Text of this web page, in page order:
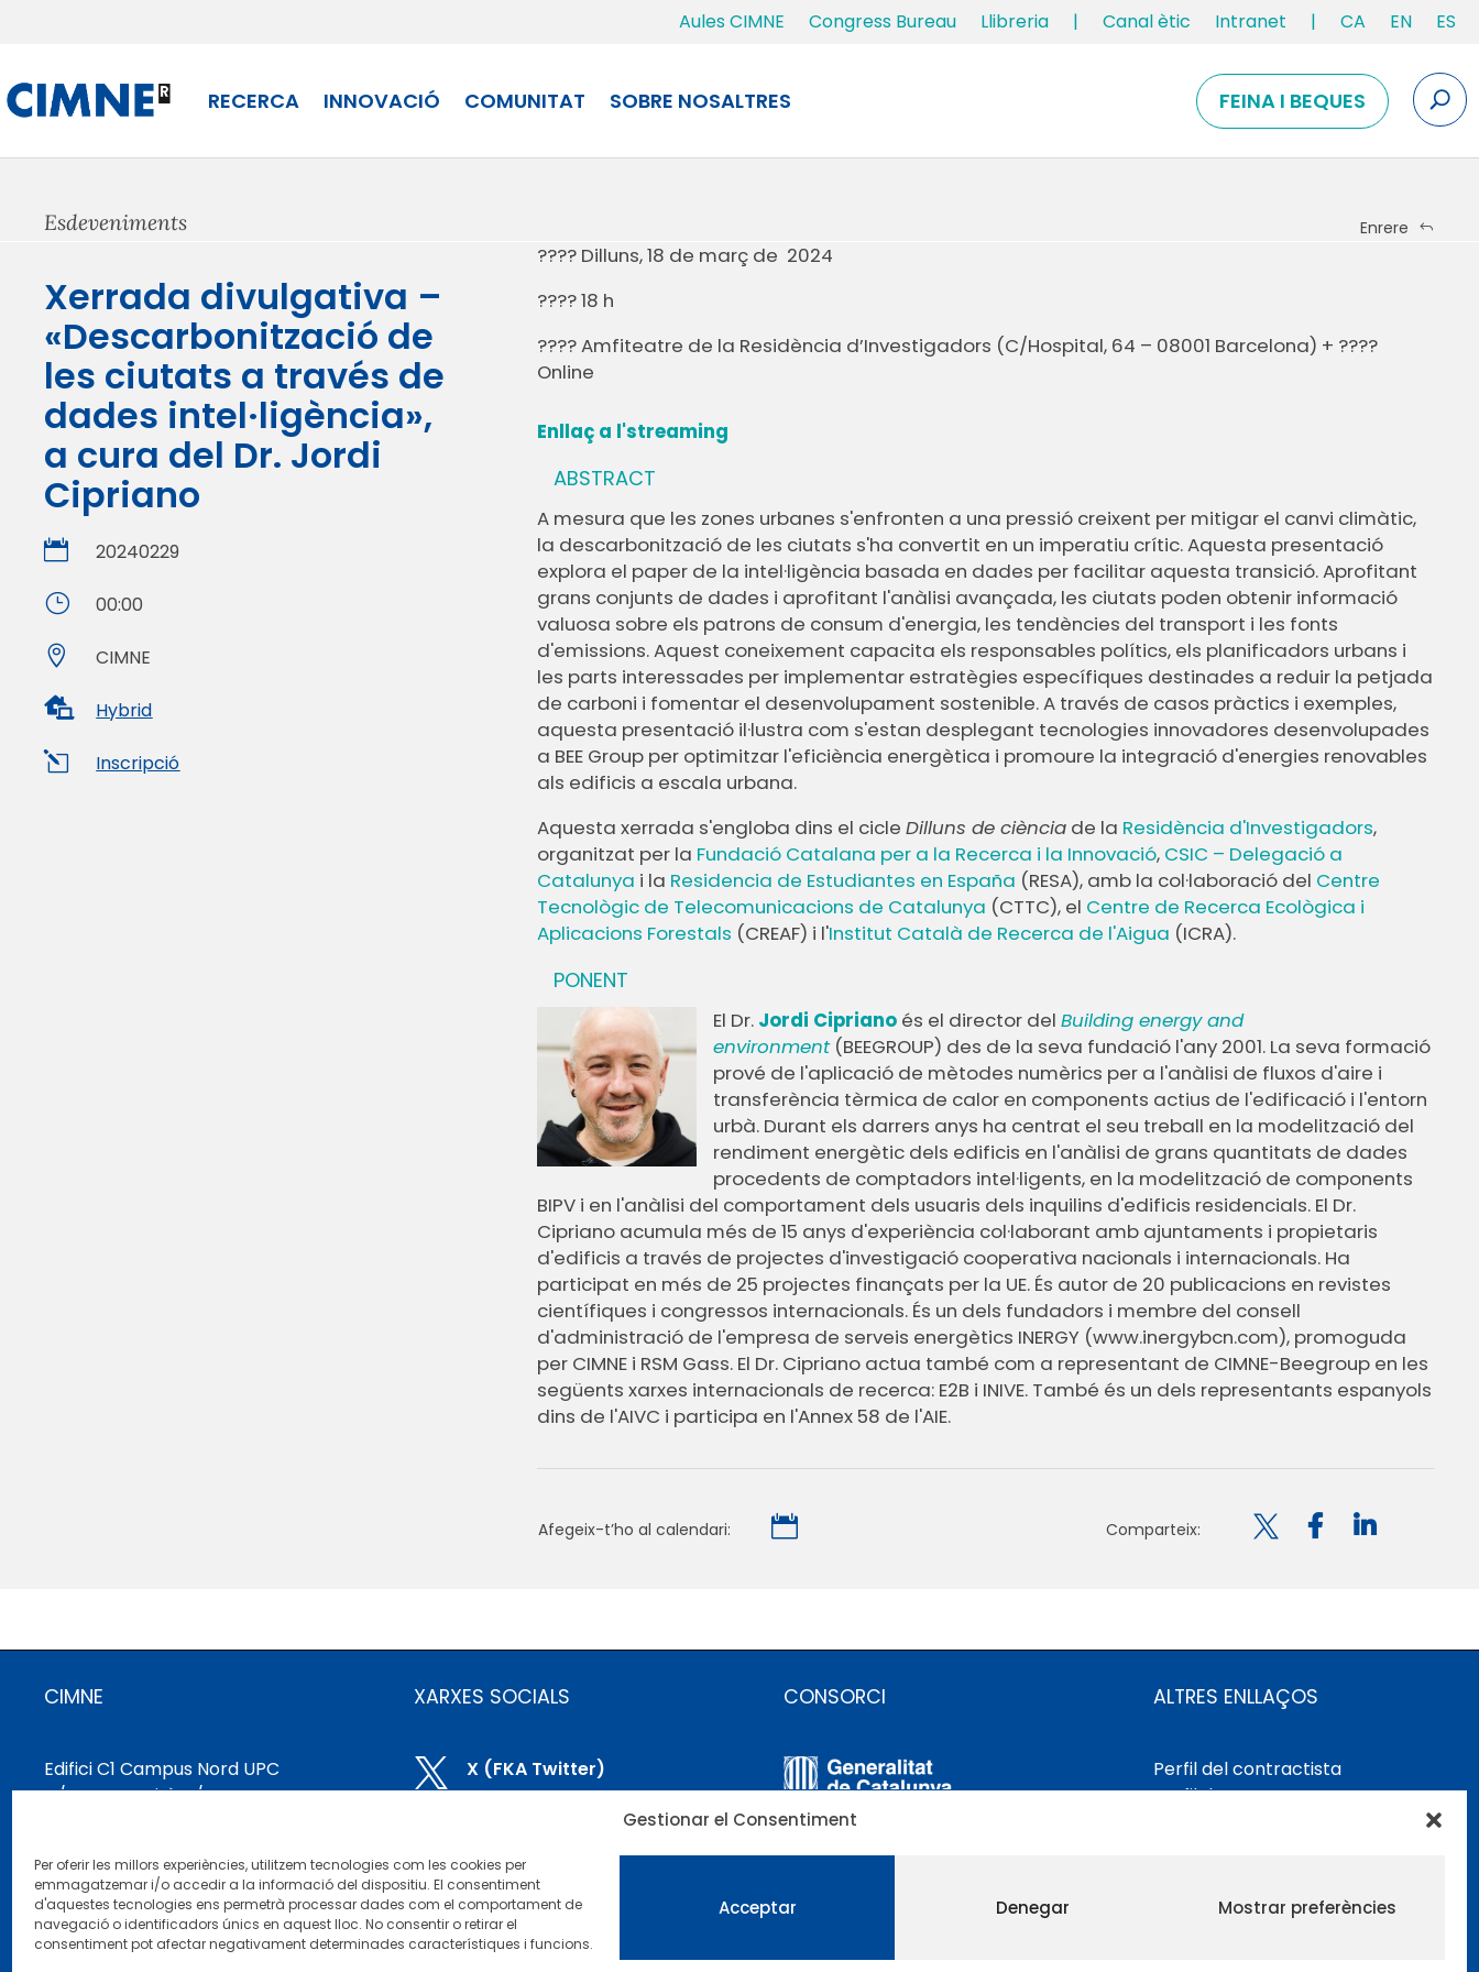
Gestionar el Consentiment
Per oferir les millors experiències, utilitzem tecnologies com les cookies per
emmagatzemar i/o accedir a la informació del dispositiu. El consentiment
d'aquestes tecnologies ens permetrà processar dades com el comportament de
navegació o identificadors únics en aquest lloc. No consentir o retirar el
consentiment pot afectar negativament determinades característiques i funcions.
Acceptar Denegar Mostrar preferències
Aules CIMNE Congress Bureau Llibreria | Canal ètic Intranet | CA EN ES
RECERCA INNOVACIÓ COMUNITAT SOBRE NOSALTRES FEINA I BEQUES
Esdeveniments Enrere
Xerrada divulgativa –
«Descarbonització de
les ciutats a través de
dades intel·ligència»,
a cura del Dr. Jordi
Cipriano
 20240229
} 00:00
 CIMNE
 Hybrid
l Inscripció
???? Dilluns, 18 de març de 2024
???? 18 h
???? Amfiteatre de la Residència d’Investigadors (C/Hospital, 64 – 08001 Barcelona) + ????
Online
Enllaç a l'streaming
ABSTRACT
A mesura que les zones urbanes s'enfronten a una pressió creixent per mitigar el canvi climàtic,
la descarbonització de les ciutats s'ha convertit en un imperatiu crític. Aquesta presentació
explora el paper de la intel·ligència basada en dades per facilitar aquesta transició. Aprofitant
grans conjunts de dades i aprofitant l'anàlisi avançada, les ciutats poden obtenir informació
valuosa sobre els patrons de consum d'energia, les tendències del transport i les fonts
d'emissions. Aquest coneixement capacita els responsables polítics, els planificadors urbans i
les parts interessades per implementar estratègies específiques destinades a reduir la petjada
de carboni i fomentar el desenvolupament sostenible. A través de casos pràctics i exemples,
aquesta presentació il·lustra com s'estan desplegant tecnologies innovadores desenvolupades
a BEE Group per optimitzar l'eficiència energètica i promoure la integració d'energies renovables
als edificis a escala urbana.
Aquesta xerrada s'engloba dins el cicleDilluns de ciència de la Residència d'Investigadors,
organitzat per la Fundació Catalana per a la Recerca i la Innovació, CSIC – Delegació a
Catalunya i la Residencia de Estudiantes en España (RESA), amb la col·laboració del Centre
Tecnològic de Telecomunicacions de Catalunya (CTTC), el Centre de Recerca Ecològica i
Aplicacions Forestals (CREAF) i l'Institut Català de Recerca de l'Aigua (ICRA).
PONENT
El Dr. Jordi Cipriano és el director delBuilding energy and
environment(BEEGROUP) des de la seva fundació l'any 2001. La seva formació
prové de l'aplicació de mètodes numèrics per a l'anàlisi de fluxos d'aire i
transferència tèrmica de calor en components actius de l'edificació i l'entorn
urbà. Durant els darrers anys ha centrat el seu treball en la modelització del
rendiment energètic dels edificis en l'anàlisi de grans quantitats de dades
procedents de comptadors intel·ligents, en la modelització de components
BIPV i en l'anàlisi del comportament dels usuaris dels inquilins d'edificis residencials. El Dr.
Cipriano acumula més de 15 anys d'experiència col·laborant amb ajuntaments i propietaris
d'edificis a través de projectes d'investigació cooperativa nacionals i internacionals. Ha
participat en més de 25 projectes finançats per la UE. És autor de 20 publicacions en revistes
científiques i congressos internacionals. És un dels fundadors i membre del consell
d'administració de l'empresa de serveis energètics INERGY (www.inergybcn.com), promoguda
per CIMNE i RSM Gass. El Dr. Cipriano actua també com a representant de CIMNE-Beegroup en les
següents xarxes internacionals de recerca: E2B i INIVE. També és un dels representants espanyols
dins de l'AIVC i participa en l'Annex 58 de l'AIE.
Afegeix-t’ho al calendari:  Comparteix: 
CIMNE
Edifici C1 Campus Nord UPC
C/ Gran Capità, S/N
+34 93 401 74 95
XARXES SOCIALS
 X (FKA Twitter)
 LinkedIn
 Youtube
CONSORCI ALTRES ENLLAÇOS
Perfil del contractista
Perfil de Contractant CIMNE